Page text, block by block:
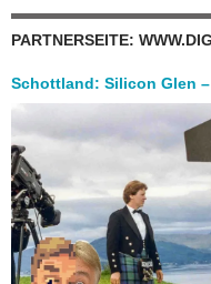
PARTNERSEITE:
Schottland: Silicon Glen